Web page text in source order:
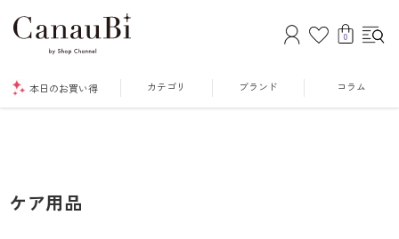
0
本日のお買い得 カテゴリ ブランド コラム
ケア用品